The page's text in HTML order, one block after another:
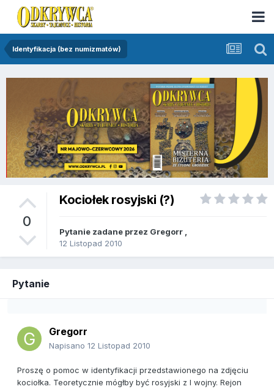
Identyfikacja (bez numizmatów)
0
Kociołek rosyjski (?)
Pytanie zadane przez Gregorr
12 Listopad 2010
Pytanie
Gregorr
Napisano 12 Listopad 2010
Proszę o pomoc w identyfikacji przedstawionego na zdjęciu
kociołka. Teoretycznie mógłby być rosyjski z I wojny. Rejon